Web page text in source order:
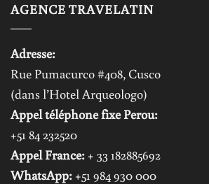
AGENCE TRAVELATIN
Adresse:
Rue Pumacurco #408, Cusco
(dans l’Hotel Arqueologo)
Appel téléphone fixe Perou:
+51 84 232520
Appel France: + 33 182885692
WhatsApp: +51 984 930 000